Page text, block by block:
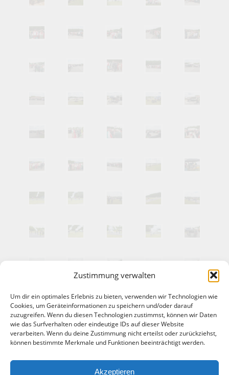
Zustimmung verwalten
Um dir ein optimales Erlebnis zu bieten, verwenden wir Technologien wie
Cookies, um Geräteinformationen zu speichern und/oder darauf
zuzugreifen. Wenn du diesen Technologien zustimmst, können wir Daten
wie das Surfverhalten oder eindeutige IDs auf dieser Website
verarbeiten. Wenn du deine Zustimmung nicht erteilst oder zurückziehst,
können bestimmte Merkmale und Funktionen beeinträchtigt werden.
Akzeptieren